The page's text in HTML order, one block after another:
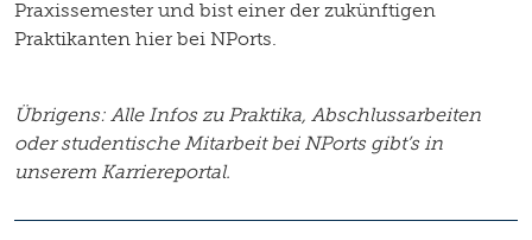
Praxissemester und bist einer der zukünftigen
Praktikanten hier bei NPorts.
Übrigens: Alle Infos zu Praktika, Abschlussarbeiten
oder studentische Mitarbeit bei NPorts gibt’s in
unserem Karriereportal.